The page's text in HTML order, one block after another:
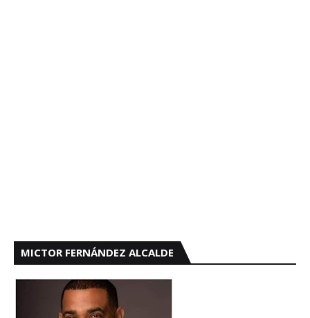
MICTOR FERNÁNDEZ ALCALDE